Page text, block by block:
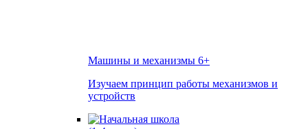
Машины и механизмы 6+
Изучаем принцип работы механизмов и
устройств